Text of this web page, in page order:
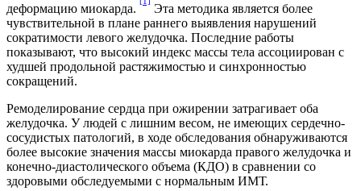
деформацию миокарда.
Эта методика является более
чувствительной в плане раннего выявления нарушений
сократимости левого желудочка. Последние работы
показывают, что высокий индекс массы тела ассоциирован с
худшей продольной растяжимостью и синхронностью
сокращений.
Ремоделирование сердца при ожирении затрагивает оба
желудочка. У людей с лишним весом, не имеющих сердечно-
сосудистых патологий, в ходе обследования обнаруживаются
более высокие значения массы миокарда правого желудочка и
конечно-диастолического объема (КДО) в сравнении со
здоровыми обследуемыми с нормальным ИМТ.